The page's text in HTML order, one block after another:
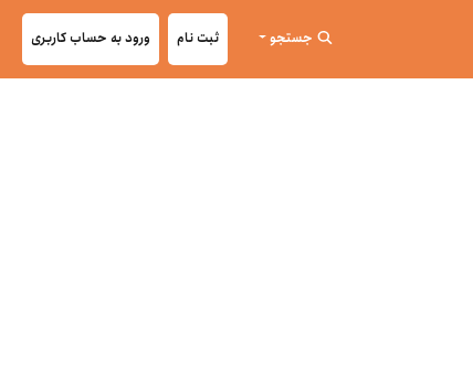
جستجو ثبت نام ورود به حساب کاربری